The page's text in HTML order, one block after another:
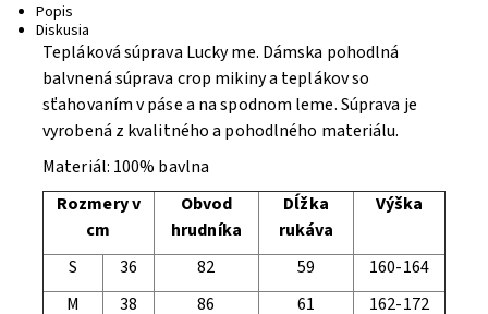
Popis
Diskusia
Tepláková súprava Lucky me. Dámska pohodlná
balvnená súprava crop mikiny a teplákov so
sťahovaním v páse a na spodnom leme. Súprava je
vyrobená z kvalitného a pohodlného materiálu.
Materiál: 100% bavlna
Rozmery v
cm
Obvod
hrudníka
Dĺžka
rukáva
Výška
S 36 82 59
160-164
M
38 86 61 162-172